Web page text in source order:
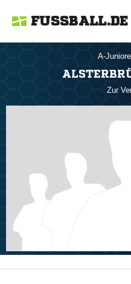
FUSSBALL.DE
A-
Zur